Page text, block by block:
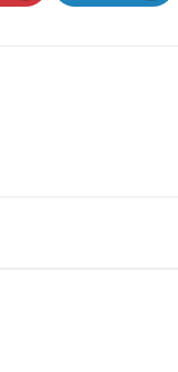
LinkedIn